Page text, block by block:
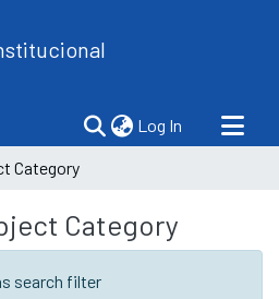
Log In (current)
Category
Category
search filter